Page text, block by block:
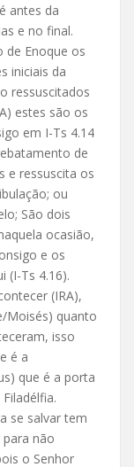
antes da
e no final.
Enoque os
iniciais da
ressuscitados
estes são os
em I-Ts 4.14
de
e ressuscita os
ou
São dois
ocasião,
e os
(I-Ts 4.16).
(IRA),
Moisés) quanto
isso
é a
que é a porta
se salvar tem
não
o Senhor